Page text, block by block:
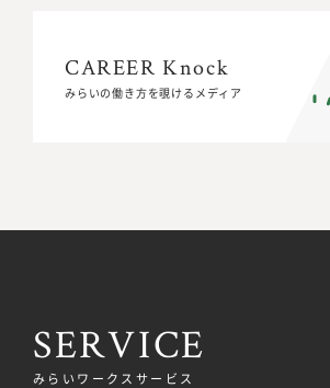
CAREER Knock
みらいの働き方を覗けるメディア
CAREER Knock
みらいの働き方を覗けるメディア
SERVICE
みらいワークスサービス